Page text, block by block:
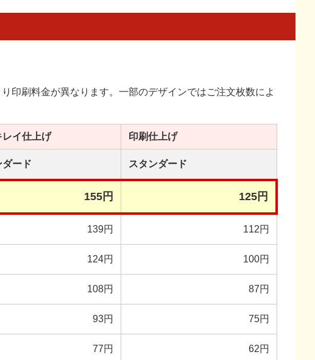
印刷料金が異なります。一部のデザインではご注文枚数によ
イ仕上げ 印刷仕上げ
ダード スタンダード
155円 125円
139円 112円
124円 100円
108円 87円
93円 75円
77円 62円